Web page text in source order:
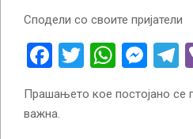
Сподели со своите пријатели
Facebook
Twitter
Прашањето кое постојано се
важна.